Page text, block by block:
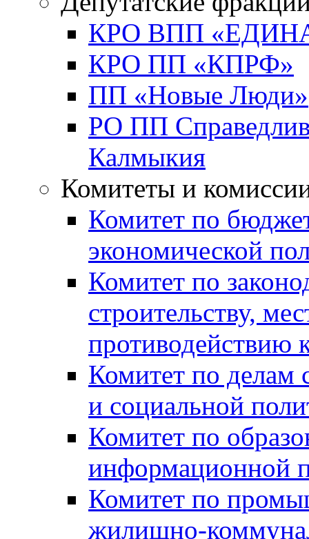
КРО ВПП
КРО ПП «КПРФ»
ПП «Новые Люди»
РО ПП
Калмыкия
Комитеты и
Комитет по
экономической
Комитет по
строительству,
противодействию
Комитет по делам
и социальной
Комитет по
информационной
Комитет по
жилищно-